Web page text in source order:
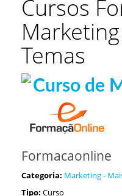
Cursos
Temas
Formacaonline
Categoria: Marketing -
Tipo: Curso